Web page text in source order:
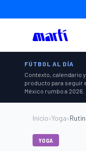
FÚTBOL AL DÍA
Contexto, calendario
producto para seguir
México rumbo a 2026.
Inicio›Yoga›
YOGA